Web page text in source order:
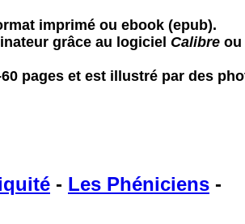
imprimé ou ebook (epub).
grâce au logiciel Calibre ou
pages et est illustré par des
- Les Phéniciens -